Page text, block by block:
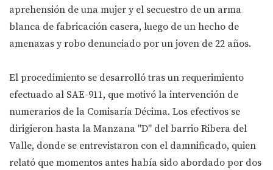
aprehensión de una mujer y el secuestro de un arma
blanca de fabricación casera, luego de un hecho de
amenazas y robo denunciado por un joven de 22 años.
El procedimiento se desarrolló tras un requerimiento
efectuado al SAE-911, que motivó la intervención de
numerarios de la Comisaría Décima. Los efectivos se
dirigieron hasta la Manzana "D" del barrio Ribera del
Valle, donde se entrevistaron con el damnificado, quien
relató que momentos antes había sido abordado por dos